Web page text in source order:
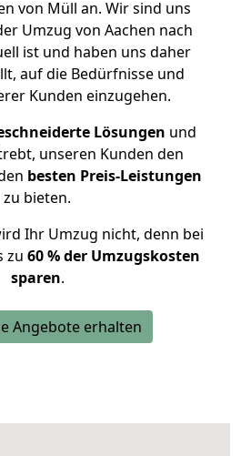
von Müll an. Wir sind uns
Umzug von Aachen nach
ist und haben uns daher
auf die Bedürfnisse und
Kunden einzugehen.
Lösungen und
unseren Kunden den
besten Preis-Leistungen
zu bieten.
Ihr Umzug nicht, denn bei
zu 60 % der Umzugskosten
sparen.
Angebote erhalten